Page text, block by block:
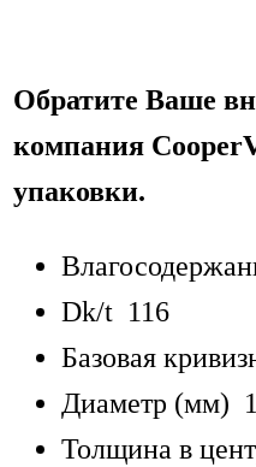
Обратите Ваше
компания
упаковки.
Dk/t 116
Базовая
Диаметр (мм)
Толщина в